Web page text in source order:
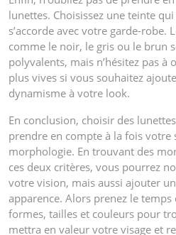
lunettes. Choisissez une teinte
s’accorde avec votre garde-robe.
comme le noir, le gris ou le brun
polyvalents, mais n’hésitez pas à
plus vives si vous souhaitez
dynamisme à votre look.
En conclusion, choisir des
prendre en compte à la fois
morphologie. En trouvant des
ces deux critères, vous pourrez
votre vision, mais aussi ajouter
apparence. Alors prenez le temps
formes, tailles et couleurs pour
mettra en valeur votre visage et